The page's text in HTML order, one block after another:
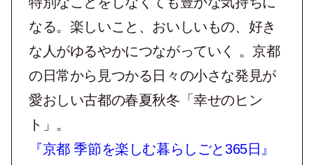
なる。楽しいこと、おいしいもの、好き
な人がゆるやかにつながっていく 。京都
の日常から見つかる日々の小さな発見が
愛おしい古都の春夏秋冬「幸せのヒン
ト」。
『京都 季節を楽しむ暮らしごと365日』